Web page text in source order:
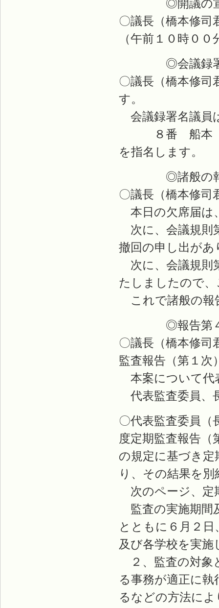
◎開議の
〇議長（橋本修
（午前１０時００
◎会議録署名
〇議長（橋本修
す。
会議録署名議員
８番 船本
を指名します。
◎諸般の
〇議長（橋本修
本日の欠席届は
次に、会議規則
撤回の申し出が
次に、会議規則
たしましたので
これで諸般の報
◎報告第４
〇議長（橋本修
監査報告（第１
本案について代
代表監査委員、
〇代表監査委員
度定期監査報告（
の規定に基づき
り、その結果を
次のページ、定
監査の実施期間
とともに６月２
及び各学校を実
２、監査の対象
る事務が適正に
るなどの方法に